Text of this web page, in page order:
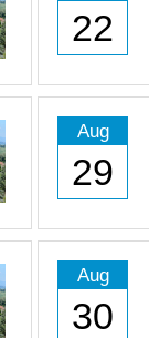
22
Aug
29
Aug
30